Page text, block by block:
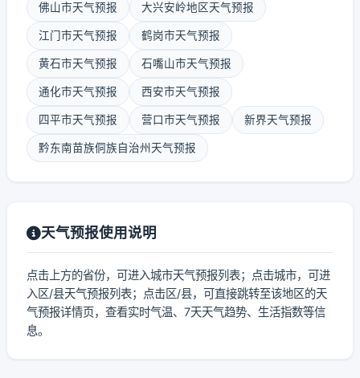
佛山市天气预报 大兴安岭地区天气预报
江门市天气预报 鹤岗市天气预报
黄石市天气预报 石嘴山市天气预报
通化市天气预报 西安市天气预报
四平市天气预报 营口市天气预报 新界天气预报
黔东南苗族侗族自治州天气预报
天气预报使用说明
点击上方的省份，可进入城市天气预报列表；点击城市，可进
入区/县天气预报列表；点击区/县，可直接跳转至该地区的天
气预报详情页，查看实时气温、7天天气趋势、生活指数等信
息。